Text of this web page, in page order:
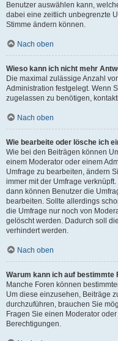
Benutzer auswählen kann,
dabei eine zeitlich unbegrenzte
Stimme ändern können.
Nach oben
Wieso kann ich nicht mehr
Die maximal zulässige Anzahl
Administration festgelegt. Wenn
zugelassen zu benötigen,
Nach oben
Wie bearbeite oder lösche ich
Wie bei den Beiträgen können
einem Moderator oder einem
Umfrage zu bearbeiten, ändern
immer mit der Umfrage
dann können Benutzer die
bearbeiten. Sollte allerdings
die Umfrage nur noch von
gelöscht werden. Dadurch soll
verhindert werden.
Nach oben
Warum kann ich auf bestimmte
Manche Foren können
Um diese einzusehen, Beiträge
durchzuführen, brauchen Sie
Fragen Sie einen Moderator
Berechtigungen.